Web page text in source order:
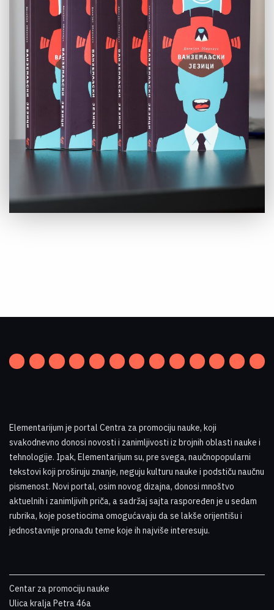
Elementarijum je portal Centra za promociju nauke, koji
svakodnevno donosi novosti i zanimljivosti iz brojnih oblasti nauke i
tehnologije. Ipak, Elementarijum su, pre svega, naučnopopularni
tekstovi koji proširuju znanje, neguju kulturu nauke i podstiču naučnu
pismenost. Novi portal, osim novog dizajna, donosi mnoštvo
aktuelnih i zanimljivih priča, a sadržaj sajta raspoređen je u sedam
rubrika, koje posetiocima omogućavaju da se lakše orijentišu i
jednostavnije pronađu teme koje ih najviše interesuju.
Centar za promociju nauke
Ulica kralja Petra 46a